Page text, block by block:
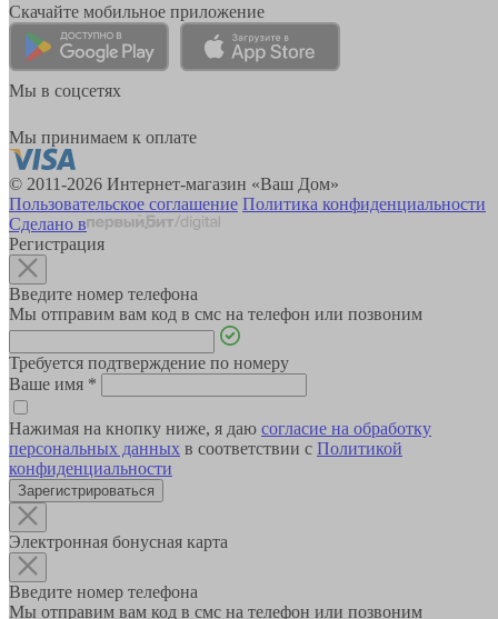
Скачайте мобильное приложение
Мы в соцсетях
Мы принимаем к оплате
© 2011-2026 Интернет-магазин «Ваш Дом»
Пользовательское соглашение Политика конфиденциальности
Сделано в
Регистрация
Введите номер телефона
Мы отправим вам код в смс на телефон или позвоним
Требуется подтверждение по номеру
Ваше имя *
Нажимая на кнопку ниже, я даю согласие на обработку
персональных данных в соответствии с Политикой
конфиденциальности
Зарегистрироваться
Электронная бонусная карта
Введите номер телефона
Мы отправим вам код в смс на телефон или позвоним